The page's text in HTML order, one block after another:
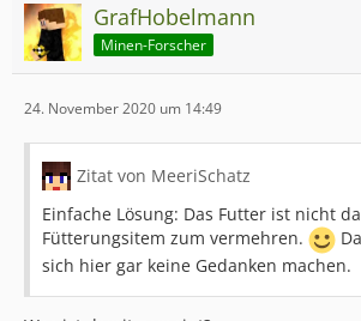
GrafHobelmann
Minen-Forscher
24. November 2020 um 14:49
Zitat von MeeriSchatz
Einfache Lösung: Das Futter ist nicht
Fütterungsitem zum vermehren.
sich hier gar keine Gedanken machen.